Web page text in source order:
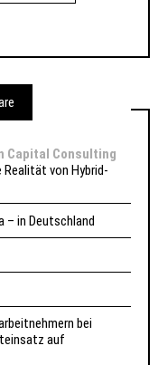
Capital Consulting
Realität von Hybrid-
– in Deutschland
bei
auf